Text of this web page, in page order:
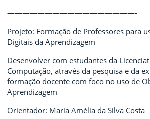
—————————————————-
Projeto: Formação de Professores para
Digitais da Aprendizagem
Desenvolver com estudantes da
Computação, através da pesquisa e da
formação docente com foco no uso de
Aprendizagem
Orientador: Maria Amélia da Silva Costa